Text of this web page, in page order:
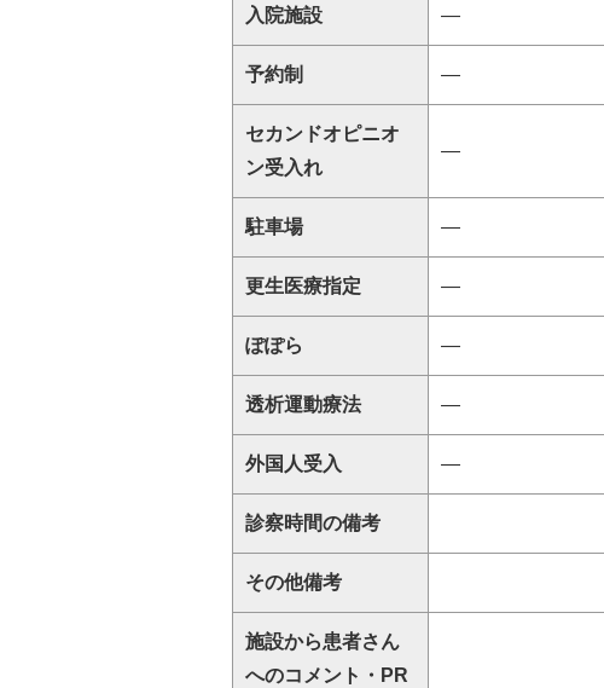
入院施設 ―
予約制 ―
セカンドオピニオ
ン受入れ
―
駐車場 ―
更生医療指定 ―
ぽぽら ―
透析運動療法 ―
外国人受入 ―
診察時間の備考
その他備考
施設から患者さん
へのコメント・PR